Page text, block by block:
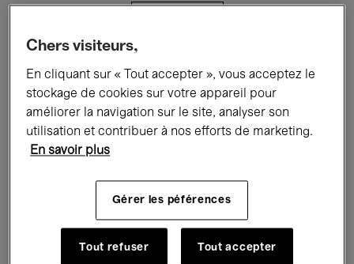
Tous les événements Concerts
Expositions Performances
Rencontres & Débats
Musique classique Global Music
Chers visiteurs,
En cliquant sur « Tout accepter », vous acceptez le
stockage de cookies sur votre appareil pour
améliorer la navigation sur le site, analyser son
utilisation et contribuer à nos efforts de marketing.
En savoir plus
Gérer les péférences
Tout refuser Tout accepter